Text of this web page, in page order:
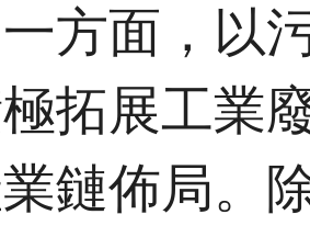
方面，以
拓展工業
鏈佈局。